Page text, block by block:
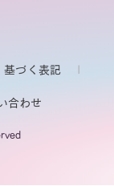
基づく表記
合わせ